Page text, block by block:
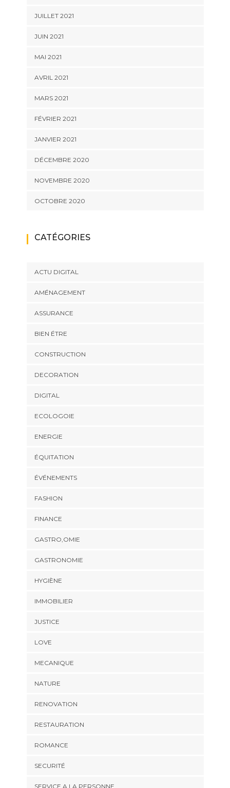
JUILLET 2021
JUIN 2021
MAI 2021
AVRIL 2021
MARS 2021
FÉVRIER 2021
JANVIER 2021
DÉCEMBRE 2020
NOVEMBRE 2020
OCTOBRE 2020
CATÉGORIES
ACTU DIGITAL
AMÉNAGEMENT
ASSURANCE
BIEN ÉTRE
CONSTRUCTION
DECORATION
DIGITAL
ECOLOGOIE
ENERGIE
ÉQUITATION
ÉVÉNEMENTS
FASHION
FINANCE
GASTRO,OMIE
GASTRONOMIE
HYGIÈNE
IMMOBILIER
JUSTICE
LOVE
MECANIQUE
NATURE
RENOVATION
RESTAURATION
ROMANCE
SECURITÉ
SERVICE A LA PERSONNE